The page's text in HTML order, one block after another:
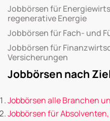
Jobbörsen für
regenerative Energie
Jobbörsen für Fach- und
Jobbörsen für
Versicherungen
Jobbörsen nach
Jobbörsen alle Branchen
Jobbörsen für